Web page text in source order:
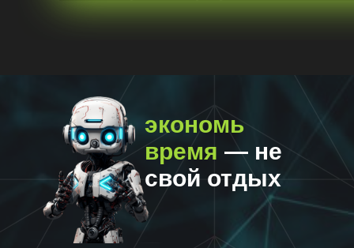
экономь
время — не
свой отдых